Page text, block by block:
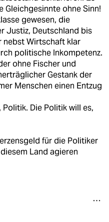
Gleichgesinnte ohne Sinn!
gewesen, die
Justiz, Deutschland bis
nebst Wirtschaft klar
politische Inkompetenz.
ohne Fischer und
Gestank der
Menschen einen Entzug
Politik. Die Politik will es,
für die Politiker
Land agieren